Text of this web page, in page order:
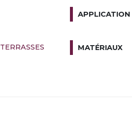
APPLICATION
TERRASSES MATÉRIAUX